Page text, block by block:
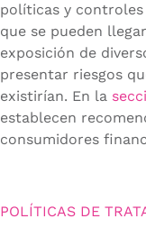
políticas y
que se pueden
exposición de
presentar riesgos
existirían. En la
establecen
consumidores
POLÍTICAS DE